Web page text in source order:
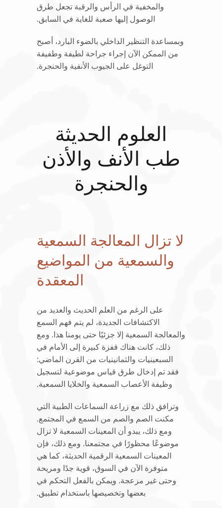
والمخفية في الرأس والرقبة تجعل طرق
الوصول إليها صعبة للغاية في السابق.
وبمساعدة التنظير الداخلي بالضوء البارد، أصبح
من الممكن الآن إجراء جراحة لطيفة وطفيفة
التوغل على الجيوب الأنفية والحنجرة.
العلوم الحديثة
طب الأنف والأذن
والحنجرة
لا تزال المعالجة السمعية
والسمعية من المواضيع
المعقدة
على الرغم من العلم الحديث والعديد من
الاكتشافات الجديدة، لم يتم فهم السمع
والمعالجة السمعية إلا جزئيًا حتى يومنا هذا. ومع
ذلك، كانت هناك قفزة كبيرة إلى الأمام في
السبعينيات والثمانينيات من القرن الماضي:
فقد تم إدخال طرق قياس موضوعية لتسجيل
وظيفة الأعصاب السمعية والخلايا السمعية.
وترافق ذلك مع زراعة السماعات الطبية التي
مكنت الصم والصم من السمع في المجتمع.
ومع ذلك، يبدو أن المعينات السمعية لا تزال
موضوعًا محظورًا في مجتمعنا. ومع ذلك، فإن
المعينات السمعية الرقمية الحديثة، كما هي
متوفرة الآن في السوق، قوية جدًا ومريحة
وحتى غير مزعجة. ويمكن بالفعل التحكم في
بعضها وتخصيصها باستخدام تطبيق.